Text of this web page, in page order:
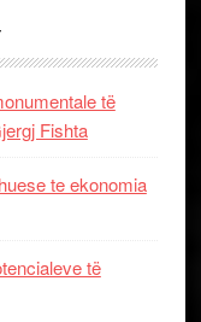
të
Fishta
te ekonomia
të